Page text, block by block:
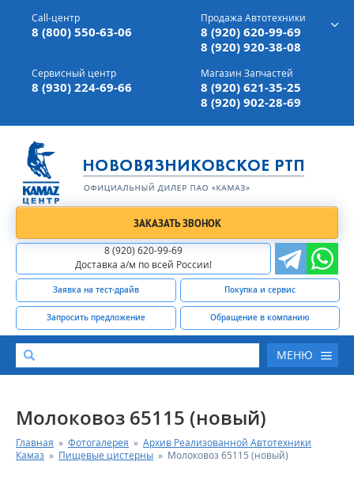
г. Вязники,ул. Механизаторов, д 90
Доставка а/м,по всей России
Call-центр
8 (800) 550-63-06
Продажа Автотехники
8 (920) 620-99-69
8 (920) 920-38-08
Сервисный центр
8 (930) 224-69-66
Магазин Запчастей
8 (920) 621-35-25
8 (920) 902-28-69
ЗАКАЗАТЬ ЗВОНОК
8 (920) 620-99-69
Доставка а/м по всей России!
Заявка на тест-драйв Покупка и сервис
Запросить предложение Обращение в компанию
МЕНЮ
КАТАЛОГ АВТОТЕХНИКИ
Молоковоз 65115 (новый)
Главная » Фотогалерея » Архив Реализованной Автотехники
Камаз » Пищевые цистерны » Молоковоз 65115 (новый)